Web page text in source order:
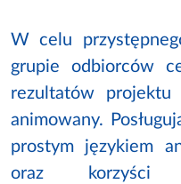
W celu
grupie odbiorców
rezultatów projektu
animowany.
prostym językiem
oraz korzyści